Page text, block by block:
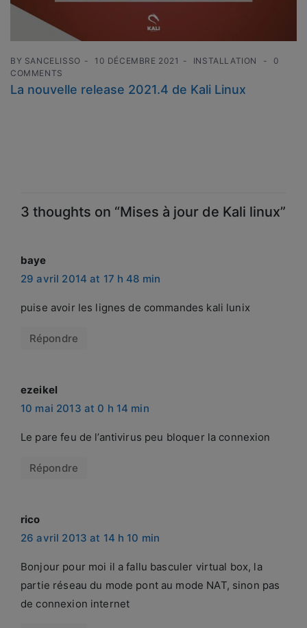
BY SANCELISSO 10 DÉCEMBRE 2021 INSTALLATION
0
COMMENTS
La nouvelle release 2021.4 de Kali Linux
3 thoughts on “Mises à jour de Kali linux”
baye
says:
29 avril 2014 at 17 h 48 min
puise avoir les lignes de commandes kali lunix
Répondre
ezeikel
says:
10 mai 2013 at 0 h 14 min
Le pare feu de l’antivirus peu bloquer la connexion
Répondre
rico
says:
26 avril 2013 at 14 h 10 min
Bonjour pour moi il a fallu basculer virtual box, la
partie réseau du mode pont au mode NAT, sinon pas
de connexion internet